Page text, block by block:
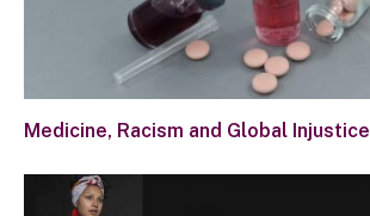
Medicine, Racism and Global Injustice